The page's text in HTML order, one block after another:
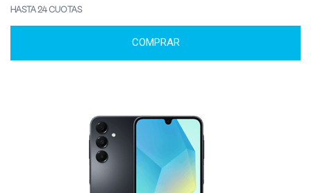
HASTA 24 CUOTAS
COMPRAR